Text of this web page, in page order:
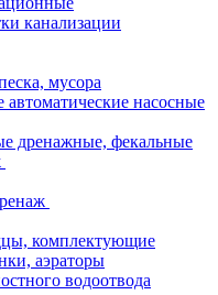
канализации
мусора
насосные
дренажные, фекальные
комплектующие
аэраторы
водоотвода